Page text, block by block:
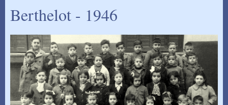
Berthelot - 1946